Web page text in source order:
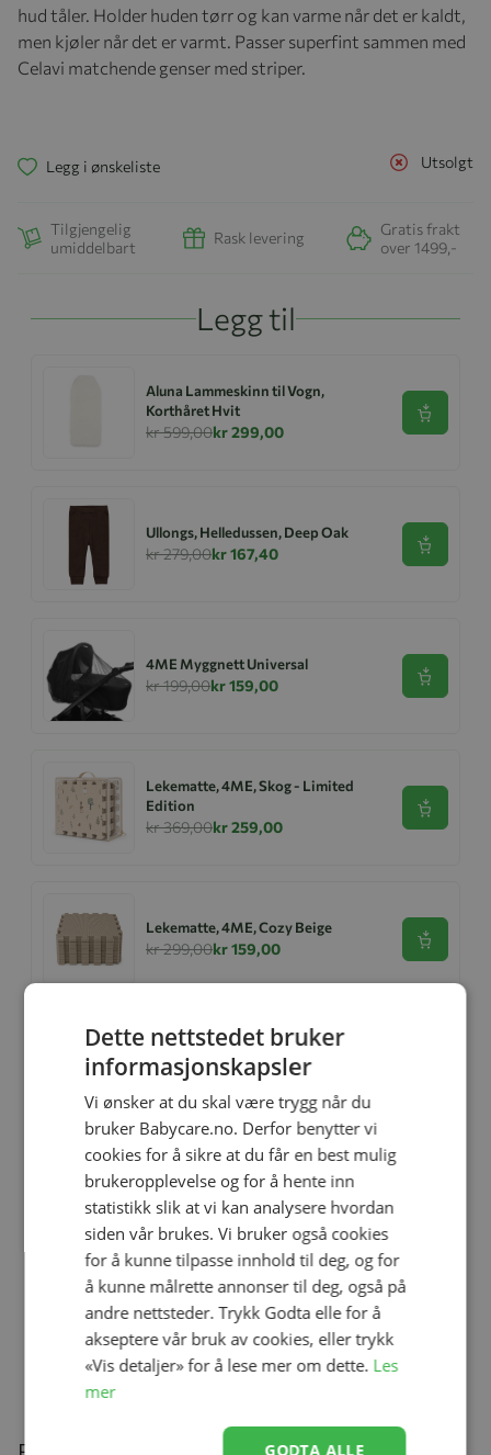
hud tåler. Holder huden tørr og kan varme når det er kaldt,
men kjøler når det er varmt. Passer superfint sammen med
Celavi matchende genser med striper.
Utsolgt
Legg i ønskeliste
Tilgjengelig
umiddelbart
Rask levering
Gratis frakt
over 1499,-
Legg til
Aluna Lammeskinn til Vogn,
Korthåret Hvit
kr 599,00kr 299,00
Se
Ullongs, Helledussen, Deep Oak
kr 279,00kr 167,40 Se
4ME Myggnett Universal
kr 199,00kr 159,00 Se
Lekematte, 4ME, Skog - Limited
Edition
kr 369,00kr 259,00
Se
Lekematte, 4ME, Cozy Beige
kr 299,00kr 159,00 Se
Lekematte, 4ME, Hav - Limited
Edition
kr 369,00 kr 229,00
Ullbody, Helledussen, Deep Oak
kr 279,00kr 167,40
Ullongs, Helledussen, Navy
kr 279,00kr 167,40
Dette nettstedet bruker
informasjonskapsler
Vi ønsker at du skal være trygg når du
bruker Babycare.no. Derfor benytter vi
cookies for å sikre at du får en best mulig
brukeropplevelse og for å hente inn
statistikk slik at vi kan analysere hvordan
siden vår brukes. Vi bruker også cookies
for å kunne tilpasse innhold til deg, og for
å kunne målrette annonser til deg, også på
andre nettsteder. Trykk Godta elle for å
akseptere vår bruk av cookies, eller trykk
«Vis detaljer» for å lese mer om dette. Les
mer
GODTA ALLE